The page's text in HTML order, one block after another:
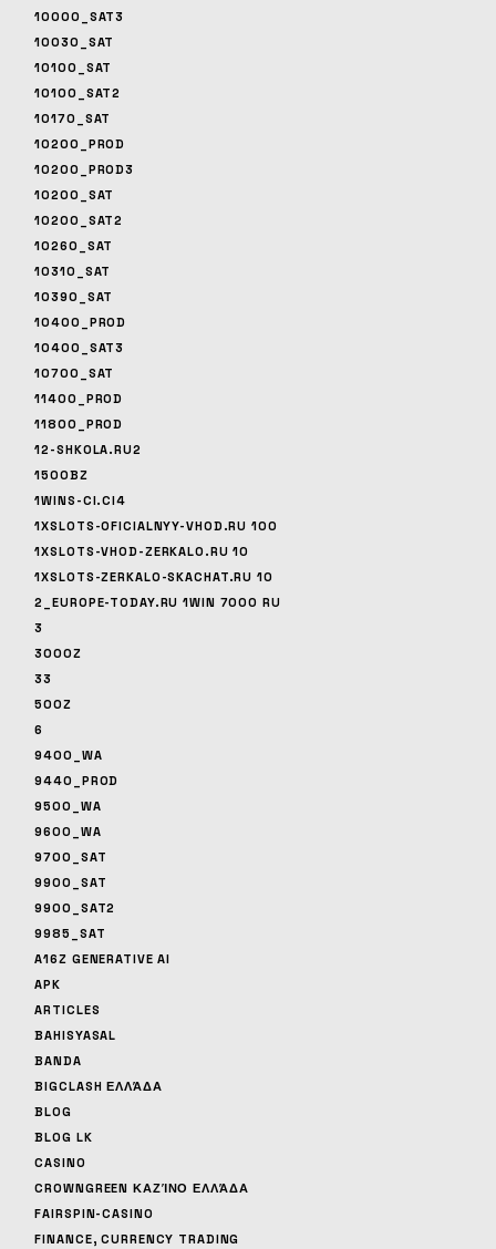
10000_SAT3
10030_SAT
10100_SAT
10100_SAT2
10170_SAT
10200_PROD
10200_PROD3
10200_SAT
10200_SAT2
10260_SAT
10310_SAT
10390_SAT
10400_PROD
10400_SAT3
10700_SAT
11400_PROD
11800_PROD
12-SHKOLA.RU2
1500BZ
1WINS-CI.CI4
1XSLOTS-OFICIALNYY-VHOD.RU 100
1XSLOTS-VHOD-ZERKALO.RU 10
1XSLOTS-ZERKALO-SKACHAT.RU 10
2_EUROPE-TODAY.RU 1WIN 7000 RU
3
3000Z
33
500Z
6
9400_WA
9440_PROD
9500_WA
9600_WA
9700_SAT
9900_SAT
9900_SAT2
9985_SAT
A16Z GENERATIVE AI
APK
ARTICLES
BAHISYASAL
BANDA
BIGCLASH ΕΛΛΆΔΑ
BLOG
BLOG LK
CASINO
CROWNGREEN ΚΑΖΊΝΟ ΕΛΛΆΔΑ
FAIRSPIN-CASINO
FINANCE, CURRENCY TRADING